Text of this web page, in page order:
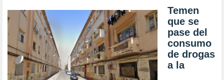
Temen
que se
pase del
consumo
de drogas
a la